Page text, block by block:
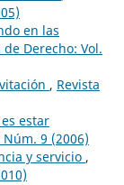
en las
de Derecho: Vol.
, Revista
estar
9 (2006)
y servicio ,